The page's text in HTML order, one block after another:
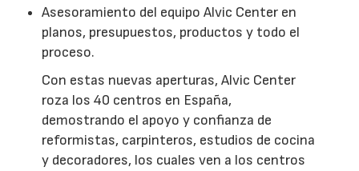
Asesoramiento del equipo Alvic Center en
planos, presupuestos, productos y todo el
proceso.
Con estas nuevas aperturas, Alvic Center
roza los 40 centros en España,
demostrando el apoyo y confianza de
reformistas, carpinteros, estudios de cocina
y decoradores, los cuales ven a los centros